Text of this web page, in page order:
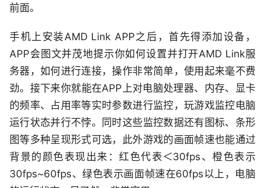
前面。
手机上安装AMD Link APP之后，首先得添加设备，
APP会图文并茂地提示你如何设置并打开AMD Link服
务器，如何进行连接，操作非常简单，使用起来毫不费
劲。接下来你就能在APP上对电脑处理器、内存、显卡
的频率、占用率等实时参数进行监控，玩游戏监控电脑
运行状态并行不悖。同时这些监控数据还有图标、条形
图等多种呈现形式可选，此外游戏的画面帧速也能通过
背景的颜色表现出来：红色代表＜30fps、橙色表示
30fps~60fps、绿色表示画面帧速在60fps以上，电脑